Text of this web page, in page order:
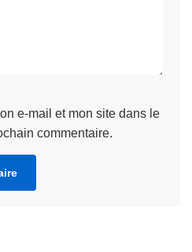
e-mail et mon site dans le
commentaire.